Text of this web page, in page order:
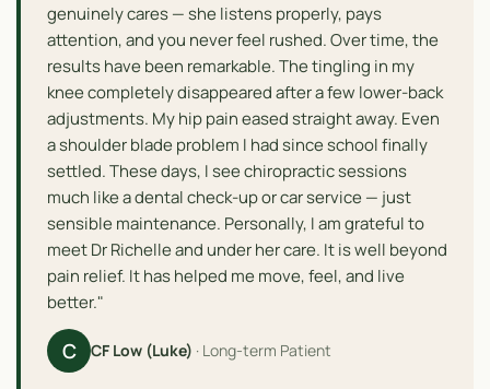
genuinely cares — she listens properly, pays
attention, and you never feel rushed. Over time, the
results have been remarkable. The tingling in my
knee completely disappeared after a few lower-back
adjustments. My hip pain eased straight away. Even
a shoulder blade problem I had since school finally
settled. These days, I see chiropractic sessions
much like a dental check-up or car service — just
sensible maintenance. Personally, I am grateful to
meet Dr Richelle and under her care. It is well beyond
pain relief. It has helped me move, feel, and live
better."
C CF Low (Luke) · Long-term Patient